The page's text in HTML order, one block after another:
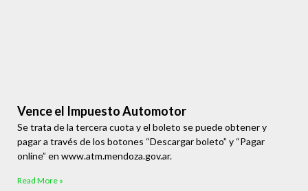
Vence el Impuesto Automotor
Se trata de la tercera cuota y el boleto se puede obtener y
pagar a través de los botones “Descargar boleto” y “Pagar
online” en www.atm.mendoza.gov.ar.
Read More »